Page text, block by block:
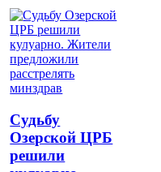
Судьбу
Озерской ЦРБ
решили